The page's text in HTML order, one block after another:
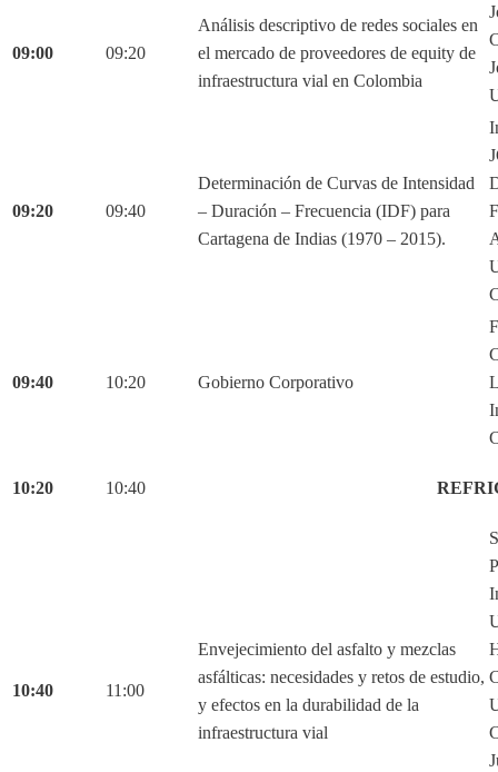
09:00 09:20
Análisis descriptivo de redes sociales en
el mercado de proveedores de equity de
infraestructura vial en Colombia
09:20 09:40
Determinación de Curvas de Intensidad
– Duración – Frecuencia (IDF) para
Cartagena de Indias (1970 – 2015).
09:40 10:20 Gobierno Corporativo
10:20 10:40
10:40 11:00
Envejecimiento del asfalto y mezclas
asfálticas: necesidades y retos de estudio,
y efectos en la durabilidad de la
infraestructura vial